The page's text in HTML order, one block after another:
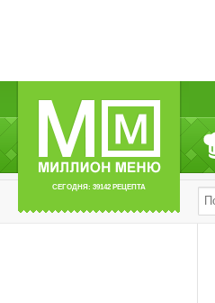
СЕГОДНЯ: 39142 РЕЦЕПТА